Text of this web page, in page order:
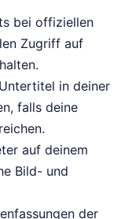
bei offiziellen
Zugriff auf
in deiner
falls deine
auf deinem
Bild- und
der